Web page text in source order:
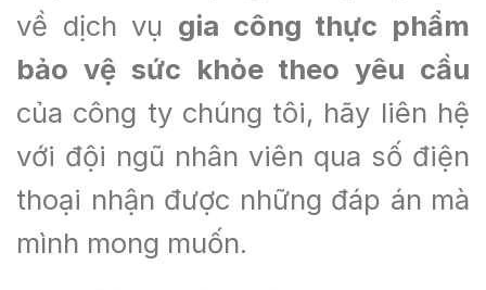
về dịch vụ gia công thực phẩm
bảo vệ sức khỏe theo yêu cầu
của công ty chúng tôi, hãy liên hệ
với đội ngũ nhân viên qua số điện
thoại nhận được những đáp án mà
mình mong muốn.